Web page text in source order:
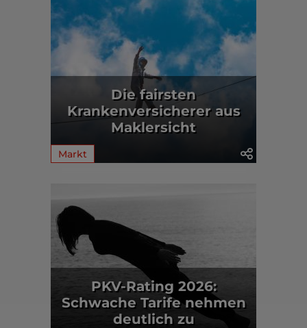
Die fairsten
Krankenversicherer aus
Maklersicht
Markt
PKV-Rating 2026:
Schwache Tarife nehmen
deutlich zu